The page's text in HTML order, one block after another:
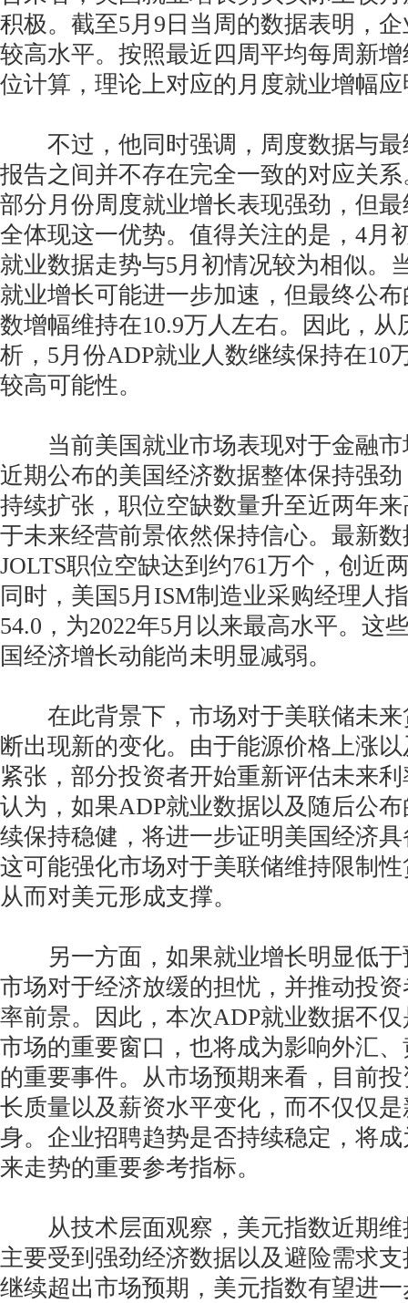
积极。截至5月9日当周的数据表明，
较高水平。按照最近四周平均每周新
位计算，理论上对应的月度就业增幅
不过，他同时强调，周度数据与最
报告之间并不存在完全一致的对应关
部分月份周度就业增长表现强劲，但
全体现这一优势。值得关注的是，4月
就业数据走势与5月初情况较为相似。
就业增长可能进一步加速，但最终公
数增幅维持在10.9万人左右。因此，从
析，5月份ADP就业人数继续保持在10
较高可能性。
当前美国就业市场表现对于金融市
近期公布的美国经济数据整体保持强
持续扩张，职位空缺数量升至近两年
于未来经营前景依然保持信心。最新
JOLTS职位空缺达到约761万个，创近
同时，美国5月ISM制造业采购经理人
54.0，为2022年5月以来最高水平。这
国经济增长动能尚未明显减弱。
在此背景下，市场对于美联储未来
断出现新的变化。由于能源价格上涨
紧张，部分投资者开始重新评估未来
认为，如果ADP就业数据以及随后公
续保持稳健，将进一步证明美国经济
这可能强化市场对于美联储维持限制
从而对美元形成支撑。
另一方面，如果就业增长明显低于
市场对于经济放缓的担忧，并推动投
率前景。因此，本次ADP就业数据不
市场的重要窗口，也将成为影响外汇
的重要事件。从市场预期来看，目前
长质量以及薪资水平变化，而不仅仅
身。企业招聘趋势是否持续稳定，将
来走势的重要参考指标。
从技术层面观察，美元指数近期维
主要受到强劲经济数据以及避险需求
继续超出市场预期，美元指数有望进